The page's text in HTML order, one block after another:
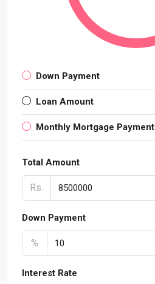
Down Payment
Loan Amount
Monthly Mortgage Payment
Total Amount
Rs.
Down Payment
%
Interest Rate